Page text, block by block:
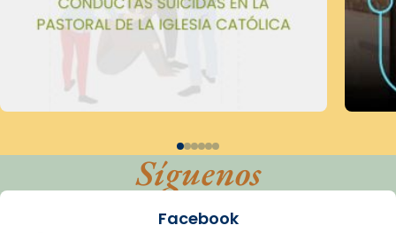
Síguenos
Facebook